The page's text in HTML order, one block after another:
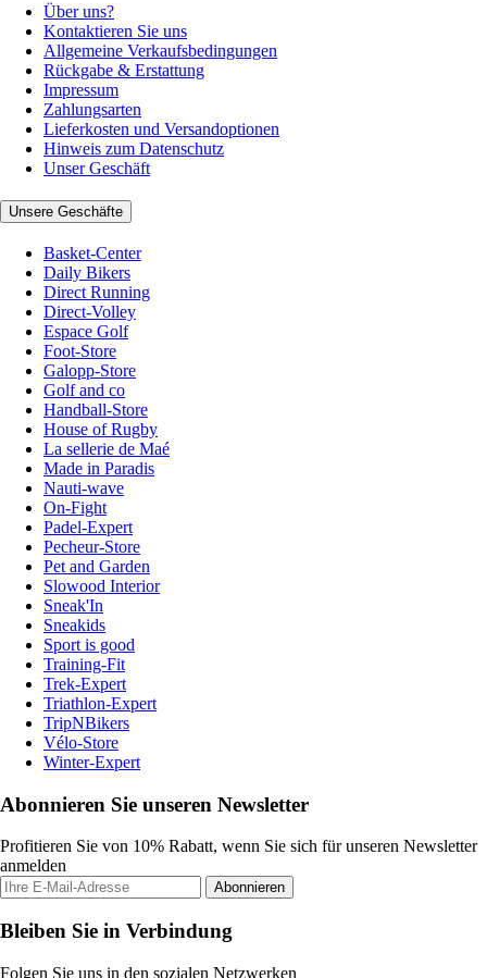
Über uns?
Kontaktieren Sie uns
Allgemeine Verkaufsbedingungen
Rückgabe & Erstattung
Impressum
Zahlungsarten
Lieferkosten und Versandoptionen
Hinweis zum Datenschutz
Unser Geschäft
Unsere Geschäfte
Basket-Center
Daily Bikers
Direct Running
Direct-Volley
Espace Golf
Foot-Store
Galopp-Store
Golf and co
Handball-Store
House of Rugby
La sellerie de Maé
Made in Paradis
Nauti-wave
On-Fight
Padel-Expert
Pecheur-Store
Pet and Garden
Slowood Interior
Sneak'In
Sneakids
Sport is good
Training-Fit
Trek-Expert
Triathlon-Expert
TripNBikers
Vélo-Store
Winter-Expert
Abonnieren Sie unseren Newsletter
Profitieren Sie von 10% Rabatt, wenn Sie sich für unseren Newsletter
anmelden
Abonnieren
Bleiben Sie in Verbindung
Folgen Sie uns in den sozialen Netzwerken